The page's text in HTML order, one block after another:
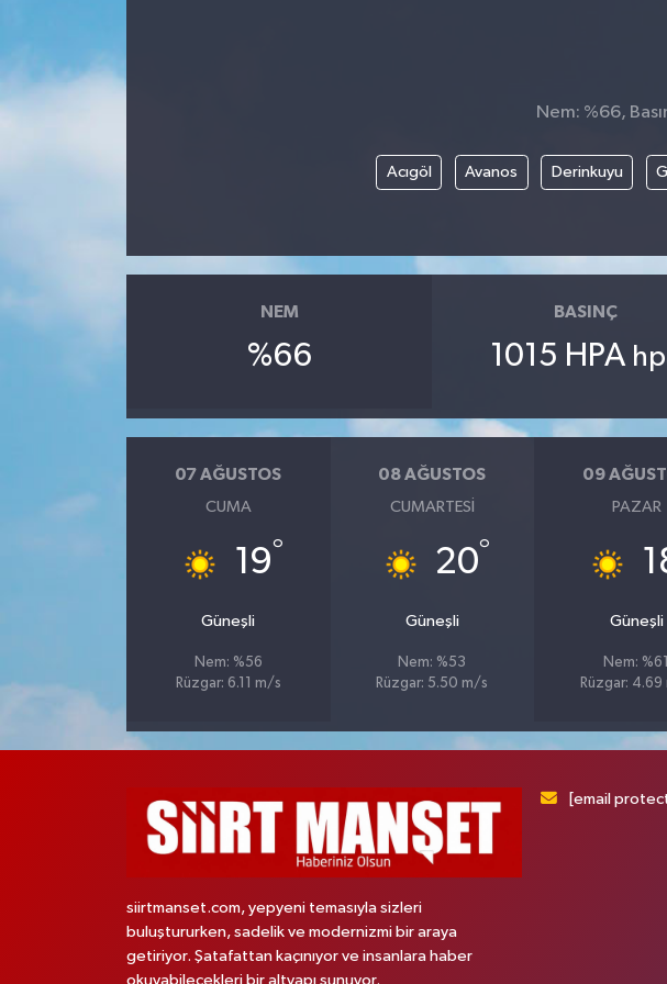
Nem: %66,
Acıgöl Avanos Derinkuyu
NEM
%66
BASINÇ
1015 HPA
07 AĞUSTOS
CUMA
19°
Güneşli
Nem: %56
Rüzgar: 6.11 m/s
08 AĞUSTOS
CUMARTESI
20°
Güneşli
Nem: %53
Rüzgar: 5.50 m/s
09
PAZAR
Güneşli
Nem: %61
Rüzgar: 4.69
siirtmanset.com, yepyeni temasıyla sizleri
buluştururken, sadelik ve modernizmi bir araya
getiriyor. Şatafattan kaçınıyor ve insanlara haber
okuyabilecekleri bir altyapı sunuyor.
[email